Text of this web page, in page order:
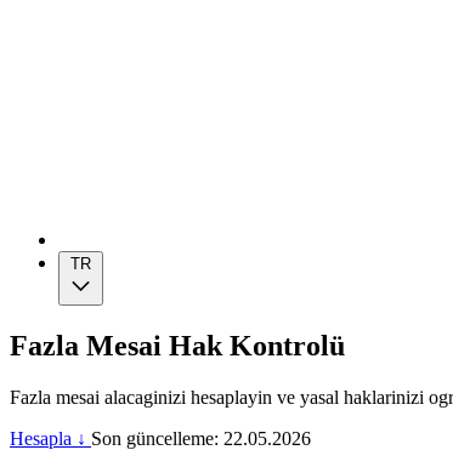
TR
Fazla Mesai Hak Kontrolü
Fazla mesai alacaginizi hesaplayin ve yasal haklarinizi
Hesapla ↓ Son güncelleme: 22.05.2026